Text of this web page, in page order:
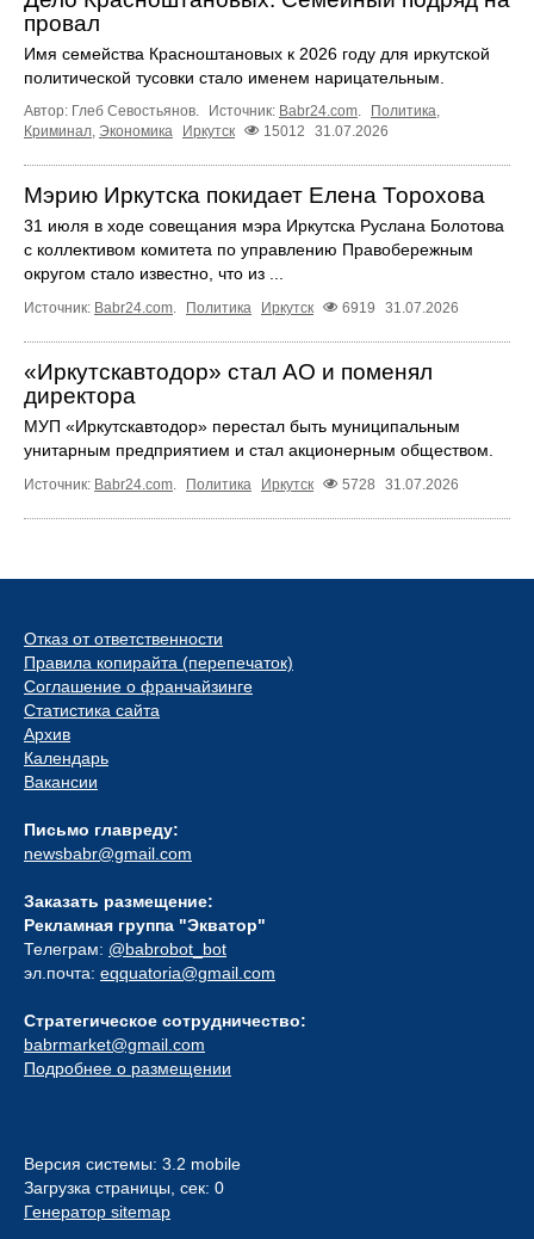
провал
Имя семейства Красноштановых к 2026 году для иркутской
политической тусовки стало именем нарицательным.
Автор: Глеб Севостьянов. Источник: Babr24.com. Политика,
Криминал, Экономика Иркутск 15012 31.07.2026
Мэрию Иркутска покидает Елена Торохова
31 июля в ходе совещания мэра Иркутска Руслана Болотова
с коллективом комитета по управлению Правобережным
округом стало известно, что из ...
Источник: Babr24.com. Политика Иркутск 6919 31.07.2026
«Иркутскавтодор» стал АО и поменял
директора
МУП «Иркутскавтодор» перестал быть муниципальным
унитарным предприятием и стал акционерным обществом.
Источник: Babr24.com. Политика Иркутск 5728 31.07.2026
Отказ от ответственности
Правила копирайта (перепечаток)
Соглашение о франчайзинге
Статистика сайта
Архив
Календарь
Вакансии
Письмо главреду:
newsbabr@gmail.com
Заказать размещение:
Рекламная группа "Экватор"
Телеграм: @babrobot_bot
эл.почта: eqquatoria@gmail.com
Стратегическое сотрудничество:
babrmarket@gmail.com
Подробнее о размещении
Версия системы: 3.2 mobile
Загрузка страницы, сек: 0
Генератор sitemap